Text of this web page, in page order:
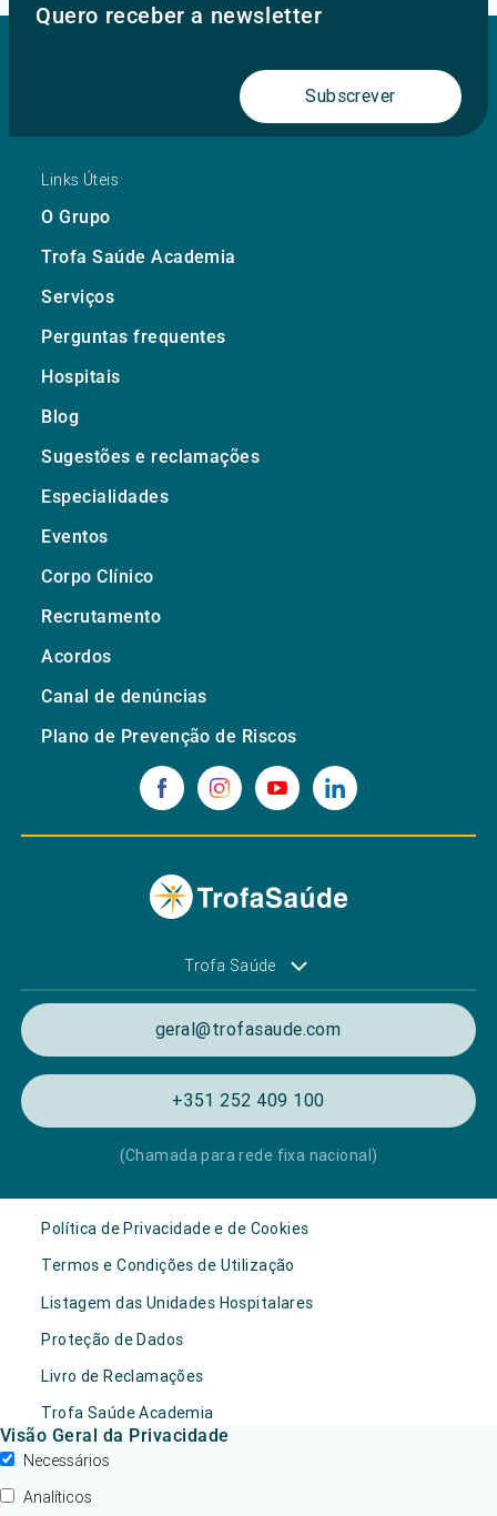
Quero receber a newsletter
Subscrever
Links Úteis
O Grupo
Trofa Saúde Academia
Serviços
Perguntas frequentes
Hospitais
Blog
Sugestões e reclamações
Especialidades
Eventos
Corpo Clínico
Recrutamento
Acordos
Canal de denúncias
Plano de Prevenção de Riscos
Trofa Saúde
geral@trofasaude.com
+351 252 409 100
(Chamada para rede fixa nacional)
Política de Privacidade e de Cookies
Termos e Condições de Utilização
Listagem das Unidades Hospitalares
Proteção de Dados
Livro de Reclamações
Trofa Saúde Academia
Visão Geral da Privacidade
Necessários
Analíticos